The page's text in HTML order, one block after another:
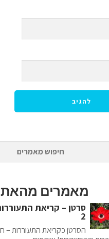
מאמרים
סרטן – קריאת
2
הסרטן כקריאת התעוררות –